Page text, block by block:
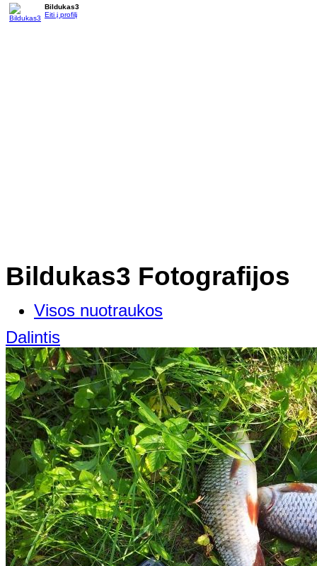
Bildukas3
Eiti į profilį
Bildukas3 Fotografijos
Visos nuotraukos
Dalintis